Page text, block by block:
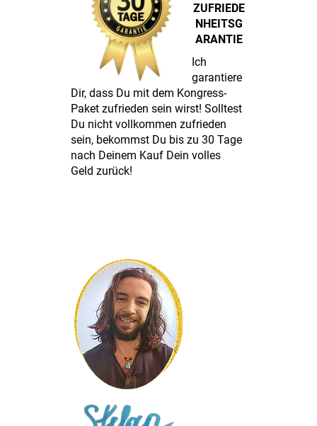
ZUFRIEDE
NHEITSG
ARANTIE
Ich
garantiere
Dir, dass Du mit dem Kongress-
Paket zufrieden sein wirst! Solltest
Du nicht vollkommen zufrieden
sein, bekommst Du bis zu 30 Tage
nach Deinem Kauf Dein volles
Geld zurück!